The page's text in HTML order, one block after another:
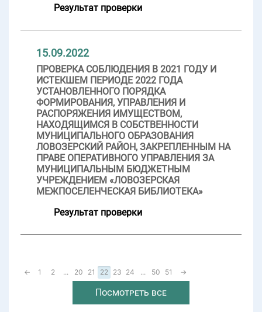
Результат проверки
15.09.2022
ПРОВЕРКА СОБЛЮДЕНИЯ В 2021 ГОДУ И
ИСТЕКШЕМ ПЕРИОДЕ 2022 ГОДА
УСТАНОВЛЕННОГО ПОРЯДКА
ФОРМИРОВАНИЯ, УПРАВЛЕНИЯ И
РАСПОРЯЖЕНИЯ ИМУЩЕСТВОМ,
НАХОДЯЩИМСЯ В СОБСТВЕННОСТИ
МУНИЦИПАЛЬНОГО ОБРАЗОВАНИЯ
ЛОВОЗЕРСКИЙ РАЙОН, ЗАКРЕПЛЕННЫМ НА
ПРАВЕ ОПЕРАТИВНОГО УПРАВЛЕНИЯ ЗА
МУНИЦИПАЛЬНЫМ БЮДЖЕТНЫМ
УЧРЕЖДЕНИЕМ «ЛОВОЗЕРСКАЯ
МЕЖПОСЕЛЕНЧЕСКАЯ БИБЛИОТЕКА»
Результат проверки
← 1 2 ... 20 21 22 23 24 ... 50 51 →
Посмотреть все